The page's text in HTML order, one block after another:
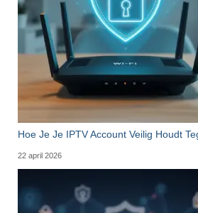
Hoe Je Je IPTV Account Veilig Houdt
22 april 2026